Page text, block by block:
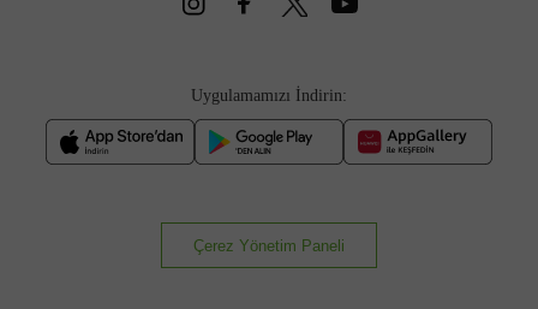
Uygulamamızı İndirin:
Çerez Yönetim Paneli